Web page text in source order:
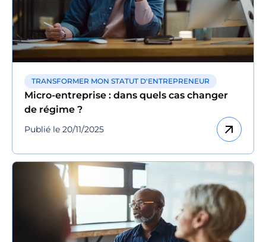
TRANSFORMER MON STATUT D'ENTREPRENEUR
Micro-entreprise : dans quels cas changer
de régime ?
Publié le 20/11/2025 arrow_outward